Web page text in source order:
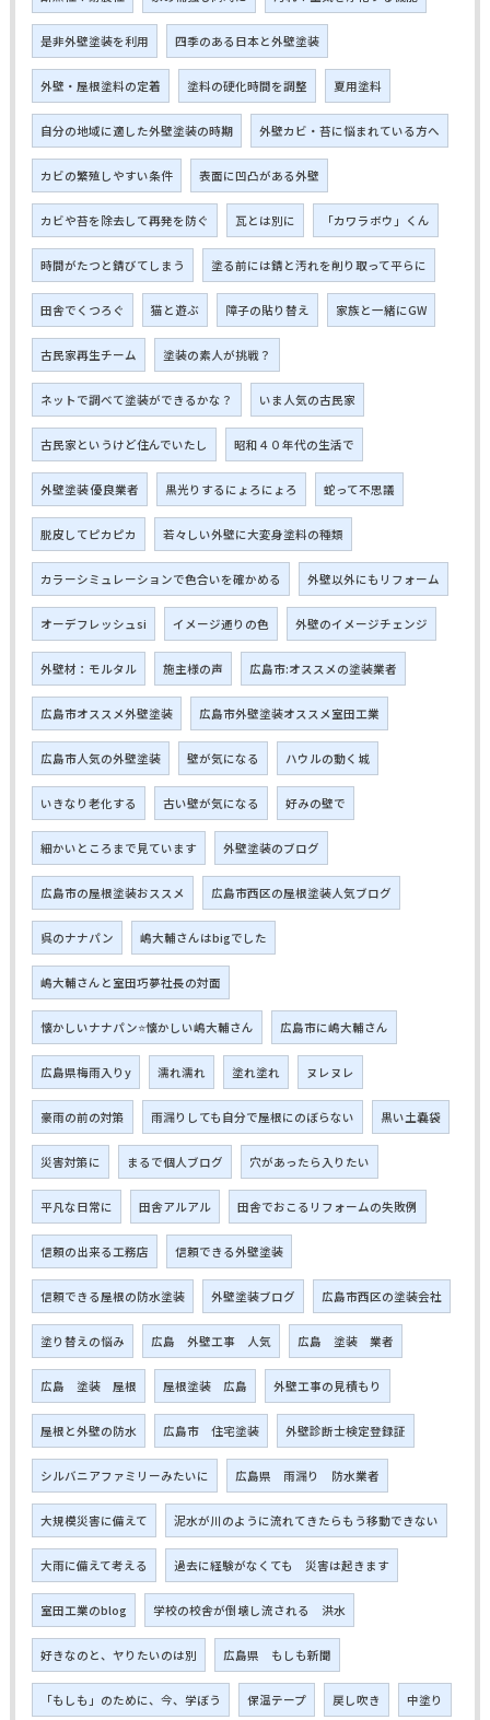
是非外壁塗装を利用 四季のある日本と外壁塗装
外壁・屋根塗料の定着 塗料の硬化時間を調整 夏用塗料
自分の地域に適した外壁塗装の時期 外壁カビ・苔に悩まれている方へ
カビの繁殖しやすい条件 表面に凹凸がある外壁
カビや苔を除去して再発を防ぐ 瓦とは別に 「カワラボウ」くん
時間がたつと錆びてしまう 塗る前には錆と汚れを削り取って平らに
田舎でくつろぐ 猫と遊ぶ 障子の貼り替え 家族と一緒にGW
古民家再生チーム 塗装の素人が挑戦？
ネットで調べて塗装ができるかな？ いま人気の古民家
古民家というけど住んでいたし 昭和４０年代の生活で
外壁塗装 優良業者 黒光りするにょろにょろ 蛇って不思議
脱皮してピカピカ 若々しい外壁に大変身塗料の種類
カラーシミュレーションで色合いを確かめる 外壁以外にもリフォーム
オーデフレッシュsi イメージ通りの色 外壁のイメージチェンジ
外壁材：モルタル 施主様の声 広島市:オススメの塗装業者
広島市オススメ外壁塗装 広島市外壁塗装オススメ室田工業
広島市人気の外壁塗装 壁が気になる ハウルの動く城
いきなり老化する 古い壁が気になる 好みの壁で
細かいところまで見ています 外壁塗装のブログ
広島市の屋根塗装おススメ 広島市西区の屋根塗装人気ブログ
呉のナナパン 嶋大輔さんはbigでした
嶋大輔さんと室田巧夢社長の対面
懐かしいナナパン⭐懐かしい嶋大輔さん 広島市に嶋大輔さん
広島県梅雨入りy 濡れ濡れ 塗れ塗れ ヌレヌレ
豪雨の前の対策 雨漏りしても自分で屋根にのぼらない 黒い土嚢袋
災害対策に まるで個人ブログ 穴があったら入りたい
平凡な日常に 田舎アルアル 田舎でおこるリフォームの失敗例
信頼の出来る工務店 信頼できる外壁塗装
信頼できる屋根の防水塗装 外壁塗装ブログ 広島市西区の塗装会社
塗り替えの悩み 広島 外壁工事 人気 広島 塗装 業者
広島 塗装 屋根 屋根塗装 広島 外壁工事の見積もり
屋根と外壁の防水 広島市 住宅塗装 外壁診断士検定登録証
シルバニアファミリーみたいに 広島県 雨漏り 防水業者
大規模災害に備えて 泥水が川のように流れてきたらもう移動できない
大雨に備えて考える 過去に経験がなくても 災害は起きます
室田工業のblog 学校の校舎が倒壊し流される 洪水
好きなのと、ヤりたいのは別 広島県 もしも新聞
「もしも」のために、今、学ぼう 保温テープ 戻し吹き 中塗り